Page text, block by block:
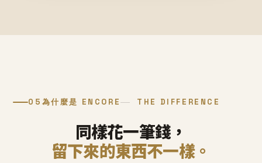
05 為什麼是 ENCORE THE DIFFERENCE
同樣花一筆錢，
留下來的東西不一樣。